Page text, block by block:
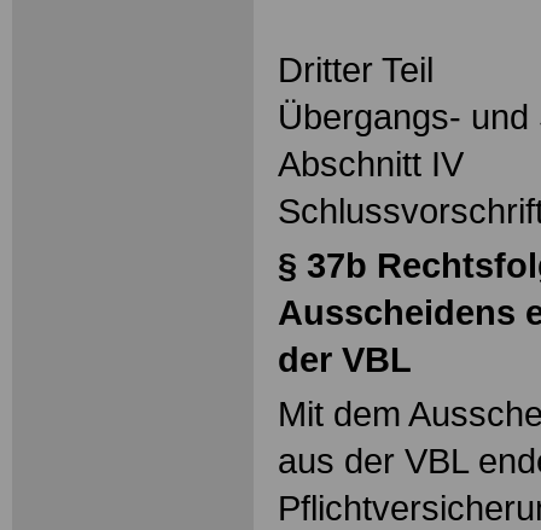
Dritter Teil
Übergangs-
Abschnitt IV
§ 37b
Ausscheidens
der VBL
Mit dem
aus der VBL